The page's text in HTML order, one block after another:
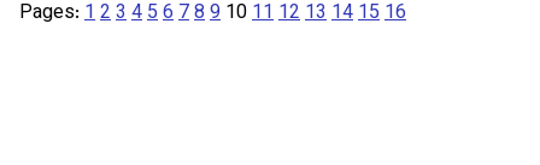
Pages: 123456789 10111213141516